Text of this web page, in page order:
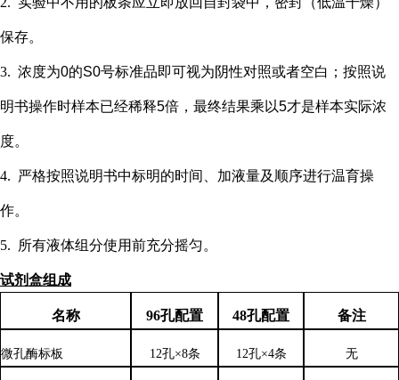
保存。
3. 浓度为0的S0号标准品即可视为阴性对照或者空白；按照说
明书操作时样本已经稀释5倍，最终结果乘以5才是样本实际浓
度。
4. 严格按照说明书中标明的时间、加液量及顺序进行温育操
作。
5. 所有液体组分使用前充分摇匀。
试剂盒组成
名称 96孔配置 48孔配置 备注
微孔酶标板 12孔×8条 12孔×4条 无